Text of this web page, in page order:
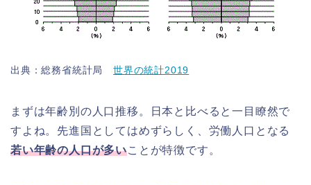
出典：総務省統計局世界の統計2019
まずは年齢別の人口推移。日本と比べると一目瞭然で
すよね。先進国としてはめずらしく、労働人口となる
若い年齢の人口が多いことが特徴です。